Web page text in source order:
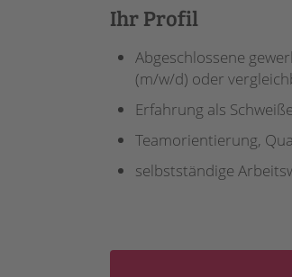
Ihr Profil
Abgeschlossene
(m/w/d) oder
Erfahrung als
Teamorientierung,
selbstständige